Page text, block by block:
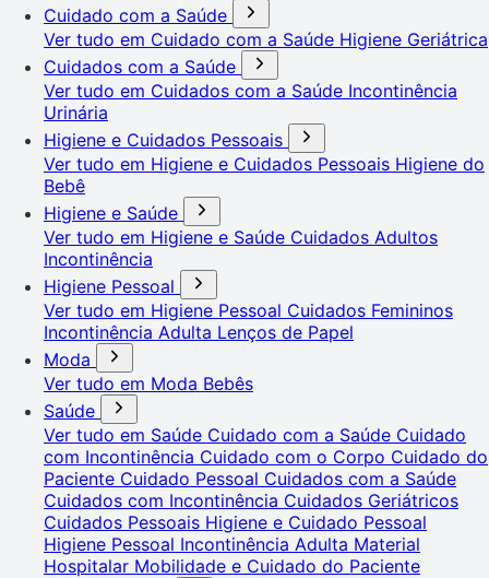
Cuidado com a Saúde
Ver tudo em Cuidado com a Saúde Higiene Geriátrica
Cuidados com a Saúde
Ver tudo em Cuidados com a Saúde Incontinência
Urinária
Higiene e Cuidados Pessoais
Ver tudo em Higiene e Cuidados Pessoais Higiene do
Bebê
Higiene e Saúde
Ver tudo em Higiene e Saúde Cuidados Adultos
Incontinência
Higiene Pessoal
Ver tudo em Higiene Pessoal Cuidados Femininos
Incontinência Adulta Lenços de Papel
Moda
Ver tudo em Moda Bebês
Saúde
Ver tudo em Saúde Cuidado com a Saúde Cuidado
com Incontinência Cuidado com o Corpo Cuidado do
Paciente Cuidado Pessoal Cuidados com a Saúde
Cuidados com Incontinência Cuidados Geriátricos
Cuidados Pessoais Higiene e Cuidado Pessoal
Higiene Pessoal Incontinência Adulta Material
Hospitalar Mobilidade e Cuidado do Paciente